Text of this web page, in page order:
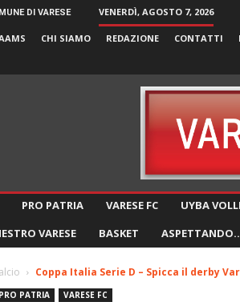
DI VARESE VENERDÌ, AGOSTO 7, 2026
CHI SIAMO REDAZIONE CONTATTI
PRO PATRIA VARESE FC UYBA
VARESE
BASKET
Coppa Italia Serie D – Spicca il derby
PRO PATRIA VARESE FC